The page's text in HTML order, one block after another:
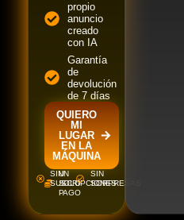
propio
anuncio
creado
con IA
Garantía
de
devolución
de 7 días
QUIERO
MI
LUGAR
EN LA
MÁQUINA
UN
SOLO
PAGO
SIN
SUSCRIPCIONES
SIN
SORPRESAS